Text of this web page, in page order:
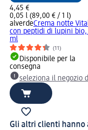
4,45 €
0,05 l (89,00 € / 1 l)
alverdeCrema notte
con peptidi di lupini bio,
ml
(11)
Disponibile per la
consegna
seleziona il negozio
Gli altri clienti hanno